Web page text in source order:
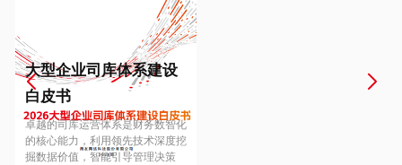
Europe
Hungary
大型企业司库体系建设
白皮书
卓越的司库运营体系是财务数智化
的核心能力，利用领先技术深度挖
掘数据价值，智能引导管理决策